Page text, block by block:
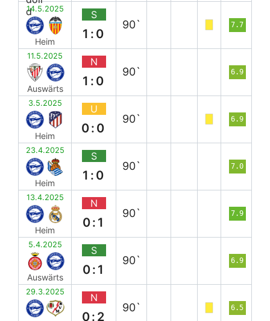
14.5.2025
Heim
S
1:0
90` 7.7
11.5.2025
Auswärts
N
1:0
90` 6.9
3.5.2025
Heim
U
0:0
90` 6.9
23.4.2025
Heim
S
1:0
90` 7.0
13.4.2025
Heim
N
0:1
90` 7.9
5.4.2025
Auswärts
S
0:1
90` 6.9
29.3.2025 N
0:2
90` 6.5